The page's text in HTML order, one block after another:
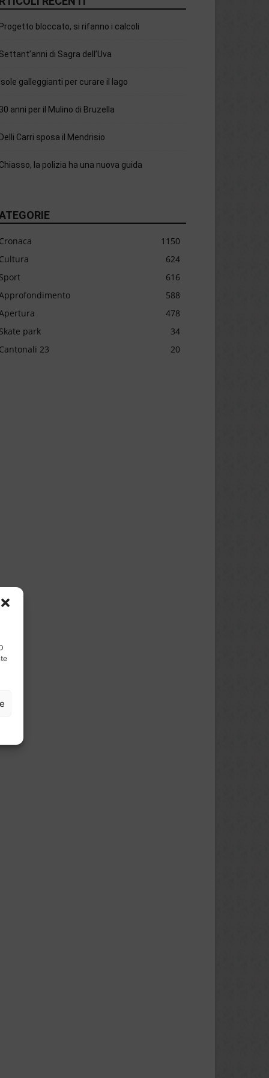
bloccato, si rifanno i calcoli
di Sagra dell’Uva
galleggianti per curare il lago
anni per il Mulino di Bruzella
Carri sposa il Mendrisio
la polizia ha una nuova guida
1150
624
616
588
478
park
34
23
20